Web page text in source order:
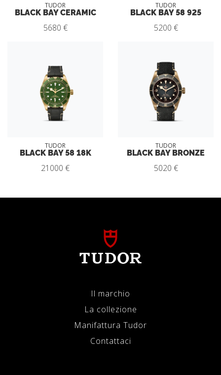
TUDOR
BLACK BAY CERAMIC
5680 €
TUDOR
BLACK BAY 58 925
5200 €
TUDOR
BLACK BAY 58 18K
21000 €
TUDOR
BLACK BAY BRONZE
5020 €
Il marchio
La collezione
Manifattura Tudor
Contattaci